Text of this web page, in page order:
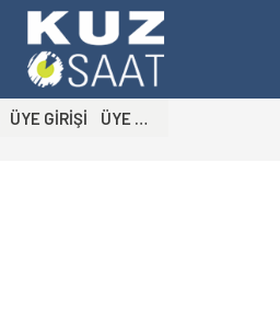
ÜYE GİRİŞİ ÜYE OL